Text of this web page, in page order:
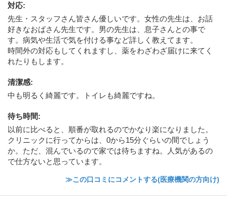
対応:
先生・スタッフさん皆さん優しいです。女性の先生は、お話
好きなおばさん先生です。男の先生は、息子さんとの事で
す。病気や生活で気を付ける事など詳しく教えてます。
時間外の対応もしてくれますし、薬をわざわざ届けに来てく
れたりもします。
清潔感:
中も明るく綺麗です。トイレも綺麗ですね。
待ち時間:
以前に比べると、順番が取れるのでかなり楽になりました。
クリニックに行ってからは、0から15分ぐらいの間でしょう
か。ただ、混んでいるので家では待ちますね。人気があるの
で仕方ないと思っています。
≫この口コミにコメントする(医療機関の方向け)